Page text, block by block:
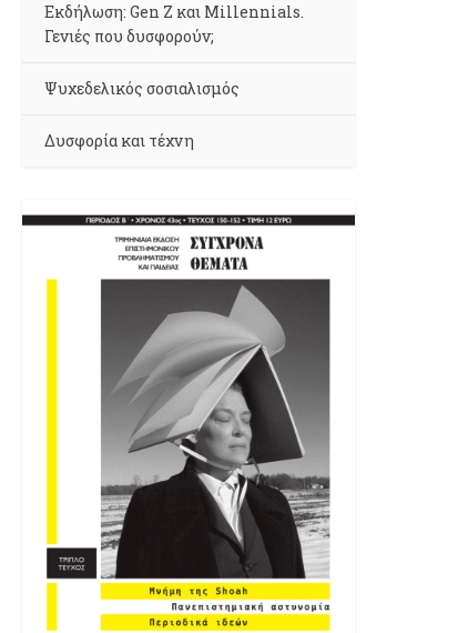
Εκδήλωση: Gen Z και Millennials.
Γενιές που δυσφορούν;
Ψυχεδελικός σοσιαλισμός
Δυσφορία και τέχνη